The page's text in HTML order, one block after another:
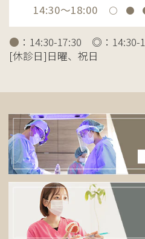
14:30～18:00 〇 ●
● ：14:30-17:30 ◎：14:30-
[休診日]日曜、祝日